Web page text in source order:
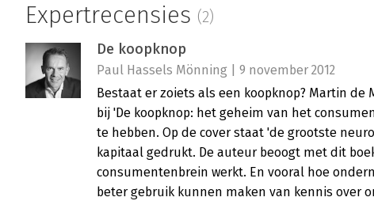
Expertrecensies (2)
De koopknop
Paul Hassels Mönning | 9 november 2012
Bestaat er zoiets als een koopknop? Martin
bij 'De koopknop: het geheim van het
te hebben. Op de cover staat 'de grootste
kapitaal gedrukt. De auteur beoogt met dit
consumentenbrein werkt. En vooral hoe
beter gebruik kunnen maken van kennis over